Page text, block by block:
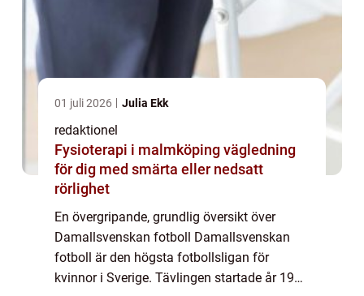
01 juli 2026 Julia Ekk
redaktionel
Fysioterapi i malmköping vägledning
för dig med smärta eller nedsatt
rörlighet
En övergripande, grundlig översikt över
Damallsvenskan fotboll Damallsvenskan
fotboll är den högsta fotbollsligan för
kvinnor i Sverige. Tävlingen startade år 1988